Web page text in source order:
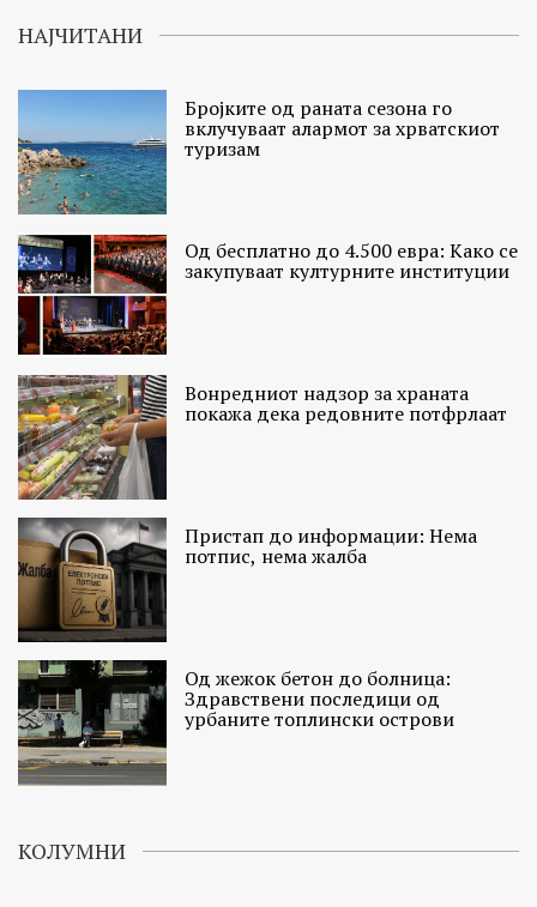
НАЈЧИТАНИ
Бројките од раната сезона го
вклучуваат алармот за хрватскиот
туризам
Од бесплатно до 4.500 евра: Како се
закупуваат културните институции
Вонредниот надзор за храната
покажа дека редовните потфрлаат
Пристап до информации: Нема
потпис, нема жалба
Од жежок бетон до болница:
Здравствени последици од
урбаните топлински острови
КОЛУМНИ